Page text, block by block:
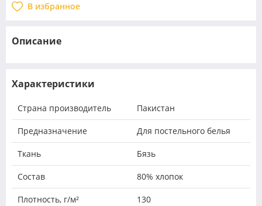
В избранное
Описание
Характеристики
Страна производитель Пакистан
Предназначение Для постельного белья
Ткань Бязь
Состав 80% хлопок
Плотность, г/м² 130